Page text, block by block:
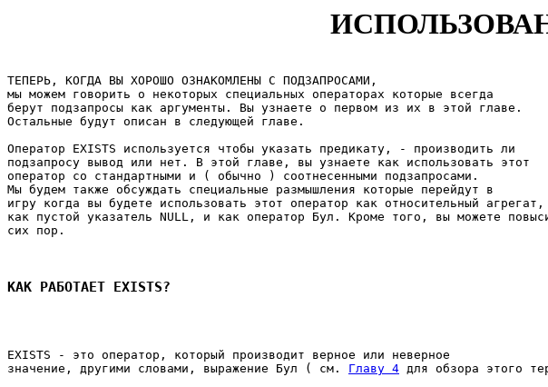
ТЕПЕРЬ, КОГДА ВЫ ХОРОШО ОЗНАКОМЛЕНЫ С ПОДЗАПРОСАМИ,
мы можем говорить о некоторых специальных операторах которые всегда
берут подзапросы как аргументы. Вы узнаете о первом из их в этой главе.
Остальные будут описан в следующей главе.
Оператор EXISTS используется чтобы указать предикату, - производить ли
подзапросу вывод или нет. В этой главе, вы узнаете как использовать этот
оператор со стандартными и ( обычно ) соотнесенными подзапросами.
Мы будем также обсуждать специальные размышления которые перейдут в
игру когда вы будете использовать этот оператор как относительный агрегат,
как пустой указатель NULL, и как оператор Бул. Кроме того, вы можете
сих пор.
КАК РАБОТАЕТ EXISTS?
EXISTS - это оператор, который производит верное или неверное
значение, другими словами, выражение Бул ( см. Главу 4 для обзора этого